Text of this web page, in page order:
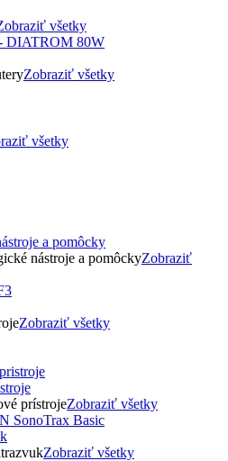
všetky
Zobraziť všetky
všetky
a pomôcky
nástroje a pomôckyZobraziť
Zobraziť všetky
prístrojeZobraziť všetky
Zobraziť všetky